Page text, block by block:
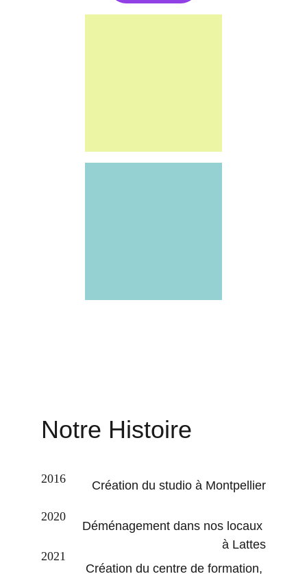
Notre Histoire
2016
2020
2021
Création du studio à Montpellier
Déménagement dans nos locaux
à Lattes
Création du centre de formation,